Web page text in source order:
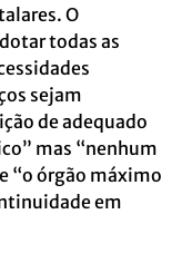
O
todas as
sejam
de adequado
mas “nenhum
“o órgão máximo
em